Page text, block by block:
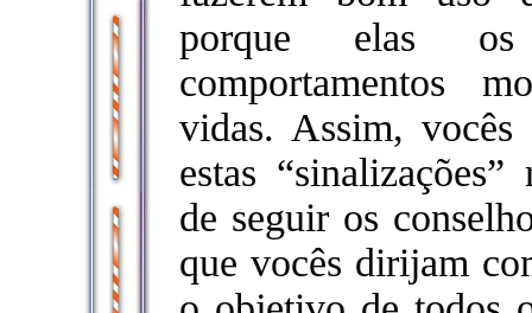
porque elas
comportamentos
vidas. Assim, vocês
estas
de seguir os
que vocês dirijam